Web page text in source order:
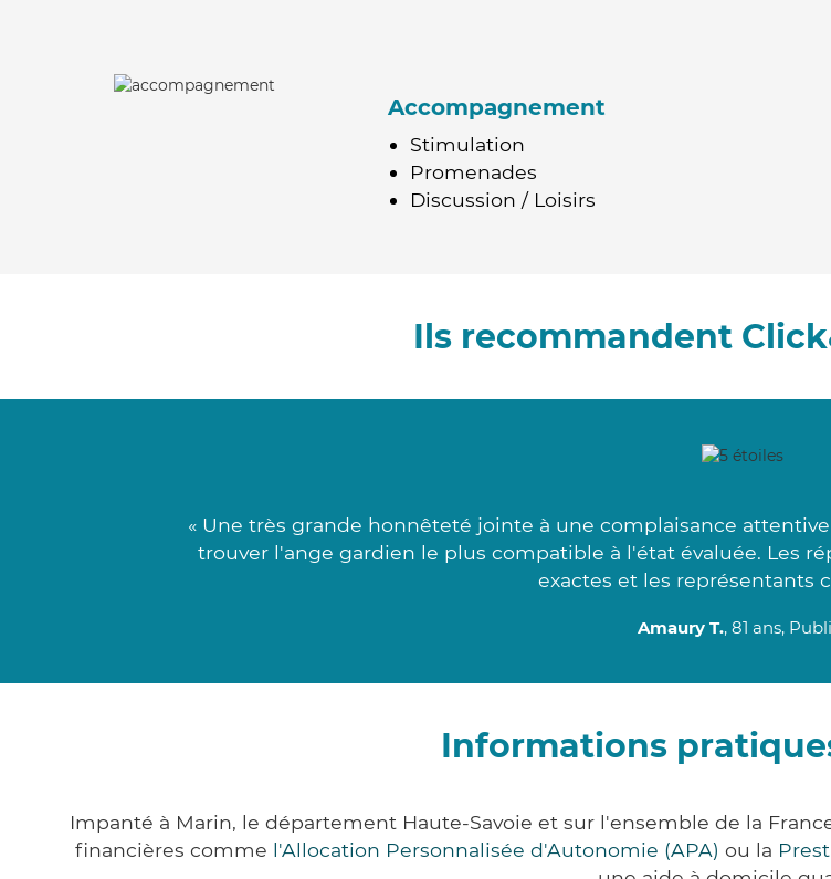
Accompagnement
Stimulation
Promenades
Discussion / Loisirs
Ils recommandent
« Une très grande honnêteté jointe à une complaisance
trouver l'ange gardien le plus compatible à l'état évaluée. Les
exactes et les représentants
Amaury T., 81 ans,
Informations
Impanté à Marin, le département Haute-Savoie et sur l'ensemble de la
financières comme l'Allocation Personnalisée d'Autonomie (APA) ou la